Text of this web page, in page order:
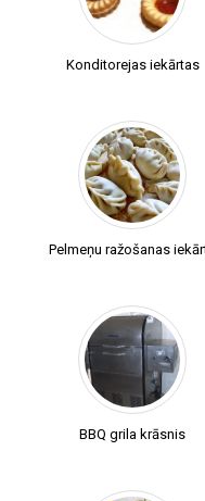
Konditorejas iekārtas
Pelmeņu ražošanas
BBQ grila krāsnis